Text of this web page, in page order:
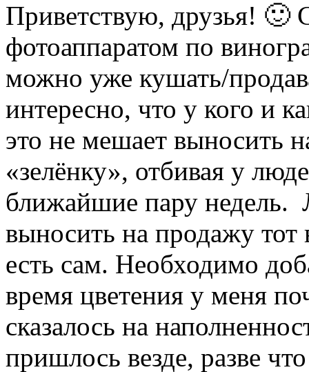
Приветствую, друзья! 🙂
фотоаппаратом по
можно уже кушать/
интересно, что у кого и
это не мешает выносить
«зелёнку», отбивая у
ближайшие пару недель.
выносить на продажу тот
есть сам. Необходимо
время цветения у меня
сказалось на
пришлось везде, разве